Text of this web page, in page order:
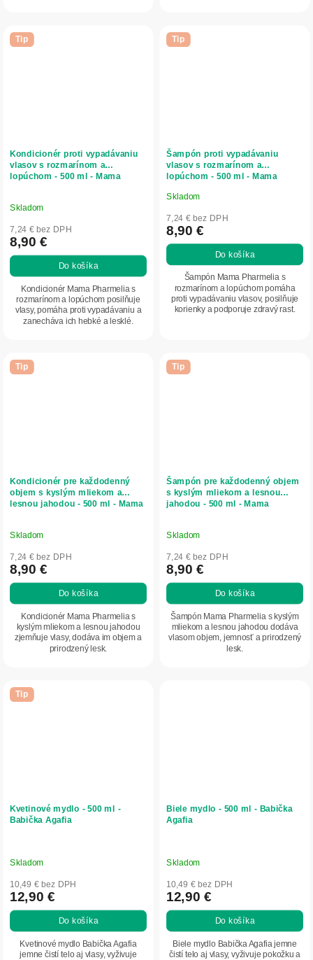
Tip
Kondicionér proti vypadávaniu
vlasov s rozmarínom a
lopúchom - 500 ml - Mama
Skladom
7,24 € bez DPH
8,90 €
Do košíka
Kondicionér Mama Pharmelia s
rozmarínom a lopúchom posilňuje
vlasy, pomáha proti vypadávaniu a
zanecháva ich hebké a lesklé.
Tip
Šampón proti vypadávaniu
vlasov s rozmarínom a
lopúchom - 500 ml - Mama
Priemerné
hodnotenie
produktu
je
5,0
hviezdičiek.
Skladom
7,24 € bez DPH
8,90 €
Do košíka
Šampón Mama Pharmelia s
rozmarínom a lopúchom pomáha
proti vypadávaniu vlasov, posilňuje
korienky a podporuje zdravý rast.
Tip
Kondicionér pre každodenný
objem s kyslým mliekom a
lesnou jahodou - 500 ml - Mama
Skladom
7,24 € bez DPH
8,90 €
Do košíka
Kondicionér Mama Pharmelia s
kyslým mliekom a lesnou jahodou
zjemňuje vlasy, dodáva im objem a
prirodzený lesk.
Tip
Šampón pre každodenný objem
s kyslým mliekom a lesnou
jahodou - 500 ml - Mama
Skladom
7,24 € bez DPH
8,90 €
Do košíka
Šampón Mama Pharmelia s kyslým
mliekom a lesnou jahodou dodáva
vlasom objem, jemnosť a prirodzený
lesk.
Tip
Kvetinové mydlo - 500 ml -
Babička Agafia
Skladom
10,49 € bez DPH
12,90 €
Do košíka
Kvetinové mydlo Babička Agafia
jemne čistí telo aj vlasy, vyživuje
Biele mydlo - 500 ml - Babička
Agafia
Skladom
10,49 € bez DPH
12,90 €
Do košíka
Biele mydlo Babička Agafia jemne
čistí telo aj vlasy, vyživuje pokožku a